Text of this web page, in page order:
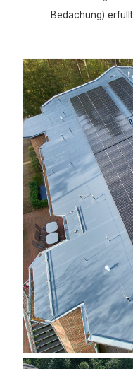
Bedachung)